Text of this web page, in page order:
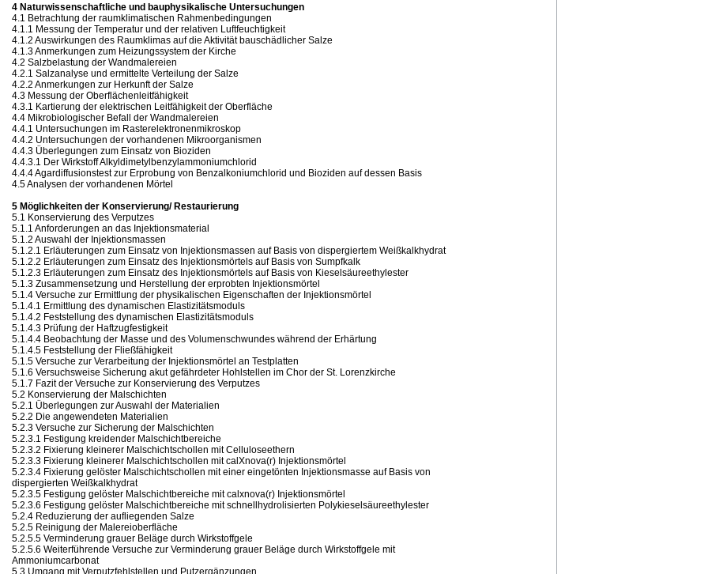
4 Naturwissenschaftliche und bauphysikalische Untersuchungen
4.1 Betrachtung der raumklimatischen Rahmenbedingungen
4.1.1 Messung der Temperatur und der relativen Luftfeuchtigkeit
4.1.2 Auswirkungen des Raumklimas auf die Aktivität bauschädlicher Salze
4.1.3 Anmerkungen zum Heizungssystem der Kirche
4.2 Salzbelastung der Wandmalereien
4.2.1 Salzanalyse und ermittelte Verteilung der Salze
4.2.2 Anmerkungen zur Herkunft der Salze
4.3 Messung der Oberflächenleitfähigkeit
4.3.1 Kartierung der elektrischen Leitfähigkeit der Oberfläche
4.4 Mikrobiologischer Befall der Wandmalereien
4.4.1 Untersuchungen im Rasterelektronenmikroskop
4.4.2 Untersuchungen der vorhandenen Mikroorganismen
4.4.3 Überlegungen zum Einsatz von Bioziden
4.4.3.1 Der Wirkstoff Alkyldimetylbenzylammoniumchlorid
4.4.4 Agardiffusionstest zur Erprobung von Benzalkoniumchlorid und Bioziden auf dessen Basis
4.5 Analysen der vorhandenen Mörtel
5 Möglichkeiten der Konservierung/ Restaurierung
5.1 Konservierung des Verputzes
5.1.1 Anforderungen an das Injektionsmaterial
5.1.2 Auswahl der Injektionsmassen
5.1.2.1 Erläuterungen zum Einsatz von Injektionsmassen auf Basis von dispergiertem Weißkalkhydrat
5.1.2.2 Erläuterungen zum Einsatz des Injektionsmörtels auf Basis von Sumpfkalk
5.1.2.3 Erläuterungen zum Einsatz des Injektionsmörtels auf Basis von Kieselsäureethylester
5.1.3 Zusammensetzung und Herstellung der erprobten Injektionsmörtel
5.1.4 Versuche zur Ermittlung der physikalischen Eigenschaften der Injektionsmörtel
5.1.4.1 Ermittlung des dynamischen Elastizitätsmoduls
5.1.4.2 Feststellung des dynamischen Elastizitätsmoduls
5.1.4.3 Prüfung der Haftzugfestigkeit
5.1.4.4 Beobachtung der Masse und des Volumenschwundes während der Erhärtung
5.1.4.5 Feststellung der Fließfähigkeit
5.1.5 Versuche zur Verarbeitung der Injektionsmörtel an Testplatten
5.1.6 Versuchsweise Sicherung akut gefährdeter Hohlstellen im Chor der St. Lorenzkirche
5.1.7 Fazit der Versuche zur Konservierung des Verputzes
5.2 Konservierung der Malschichten
5.2.1 Überlegungen zur Auswahl der Materialien
5.2.2 Die angewendeten Materialien
5.2.3 Versuche zur Sicherung der Malschichten
5.2.3.1 Festigung kreidender Malschichtbereiche
5.2.3.2 Fixierung kleinerer Malschichtschollen mit Celluloseethern
5.2.3.3 Fixierung kleinerer Malschichtschollen mit calXnova(r) Injektionsmörtel
5.2.3.4 Fixierung gelöster Malschichtschollen mit einer eingetönten Injektionsmasse auf Basis von
dispergierten Weißkalkhydrat
5.2.3.5 Festigung gelöster Malschichtbereiche mit calxnova(r) Injektionsmörtel
5.2.3.6 Festigung gelöster Malschichtbereiche mit schnellhydrolisierten Polykieselsäureethylester
5.2.4 Reduzierung der aufliegenden Salze
5.2.5 Reinigung der Malereioberfläche
5.2.5.5 Verminderung grauer Beläge durch Wirkstoffgele
5.2.5.6 Weiterführende Versuche zur Verminderung grauer Beläge durch Wirkstoffgele mit
Ammoniumcarbonat
5.3 Umgang mit Verputzfehlstellen und Putzergänzungen